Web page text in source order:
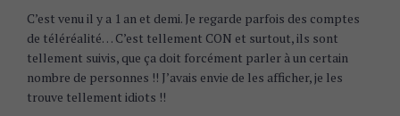
C’est venu il y a 1 an et demi. Je regarde parfois des comptes
de téléréalité… C’est tellement CON et surtout, ils sont
tellement suivis, que ça doit forcément parler à un certain
nombre de personnes !! J’avais envie de les afficher, je les
trouve tellement idiots !!